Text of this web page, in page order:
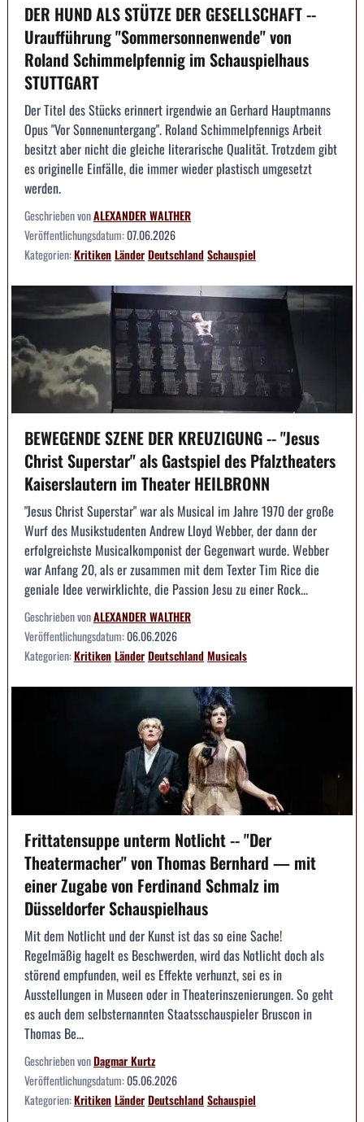
DER HUND ALS STÜTZE DER GESELLSCHAFT --
Uraufführung "Sommersonnenwende" von
Roland Schimmelpfennig im Schauspielhaus
STUTTGART
Der Titel des Stücks erinnert irgendwie an Gerhard Hauptmanns
Opus "Vor Sonnenuntergang". Roland Schimmelpfennigs Arbeit
besitzt aber nicht die gleiche literarische Qualität. Trotzdem gibt
es originelle Einfälle, die immer wieder plastisch umgesetzt
werden.
Geschrieben vonALEXANDER WALTHER
Veröffentlichungsdatum:07.06.2026
Kategorien:KritikenLänderDeutschlandSchauspiel
BEWEGENDE SZENE DER KREUZIGUNG -- "Jesus
Christ Superstar" als Gastspiel des Pfalztheaters
Kaiserslautern im Theater HEILBRONN
"Jesus Christ Superstar" war als Musical im Jahre 1970 der große
Wurf des Musikstudenten Andrew Lloyd Webber, der dann der
erfolgreichste Musicalkomponist der Gegenwart wurde. Webber
war Anfang 20, als er zusammen mit dem Texter Tim Rice die
geniale Idee verwirklichte, die Passion Jesu zu einer Rock...
Geschrieben vonALEXANDER WALTHER
Veröffentlichungsdatum:06.06.2026
Kategorien:KritikenLänderDeutschlandMusicals
Frittatensuppe unterm Notlicht -- "Der
Theatermacher" von Thomas Bernhard — mit
einer Zugabe von Ferdinand Schmalz im
Düsseldorfer Schauspielhaus
Mit dem Notlicht und der Kunst ist das so eine Sache!
Regelmäßig hagelt es Beschwerden, wird das Notlicht doch als
störend empfunden, weil es Effekte verhunzt, sei es in
Ausstellungen in Museen oder in Theaterinszenierungen. So geht
es auch dem selbsternannten Staatsschauspieler Bruscon in
Thomas Be...
Geschrieben vonDagmar Kurtz
Veröffentlichungsdatum:05.06.2026
Kategorien:KritikenLänderDeutschlandSchauspiel